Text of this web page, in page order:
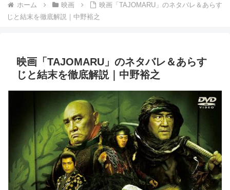
ホーム 映画
映画「TAJOMARU」のネタバレ＆あらす
じと結末を徹底解説｜中野裕之
映画「TAJOMARU」のネタバレ＆あらす
じと結末を徹底解説｜中野裕之